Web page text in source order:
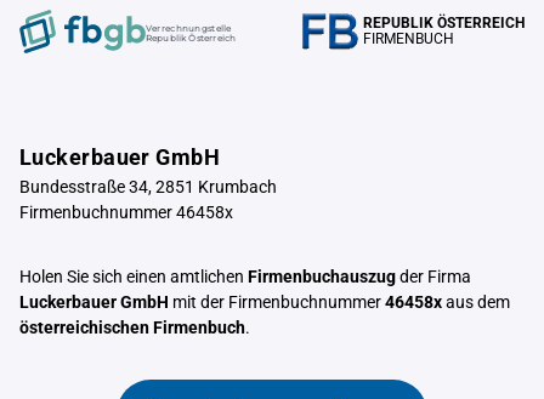
Verrechnungstelle
Republik Österreich
REPUBLIK ÖSTERREICH
FIRMENBUCH
Luckerbauer GmbH
Bundesstraße 34, 2851 Krumbach
Firmenbuchnummer 46458x
Holen Sie sich einen amtlichen Firmenbuchauszugder Firma
Luckerbauer GmbH mit der Firmenbuchnummer46458xaus dem
österreichischen Firmenbuch.